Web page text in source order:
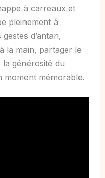
à carreaux et
pleinement à
d’antan,
la main, partager le
générosité du
mémorable.